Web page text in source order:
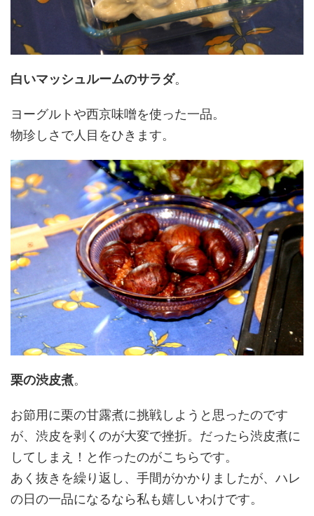
白いマッシュルームのサラダ。
ヨーグルトや西京味噌を使った一品。
物珍しさで人目をひきます。
栗の渋皮煮。
お節用に栗の甘露煮に挑戦しようと思ったのです
が、渋皮を剥くのが大変で挫折。だったら渋皮煮に
してしまえ！と作ったのがこちらです。
あく抜きを繰り返し、手間がかかりましたが、ハレ
の日の一品になるなら私も嬉しいわけです。